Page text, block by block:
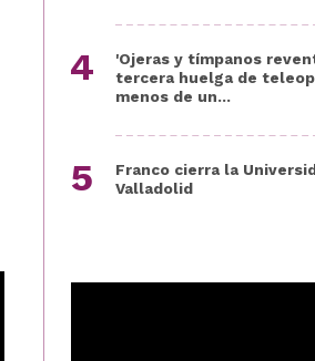
'Ojeras y tímpanos
tercera huelga de
menos de un...
Franco cierra la
Valladolid